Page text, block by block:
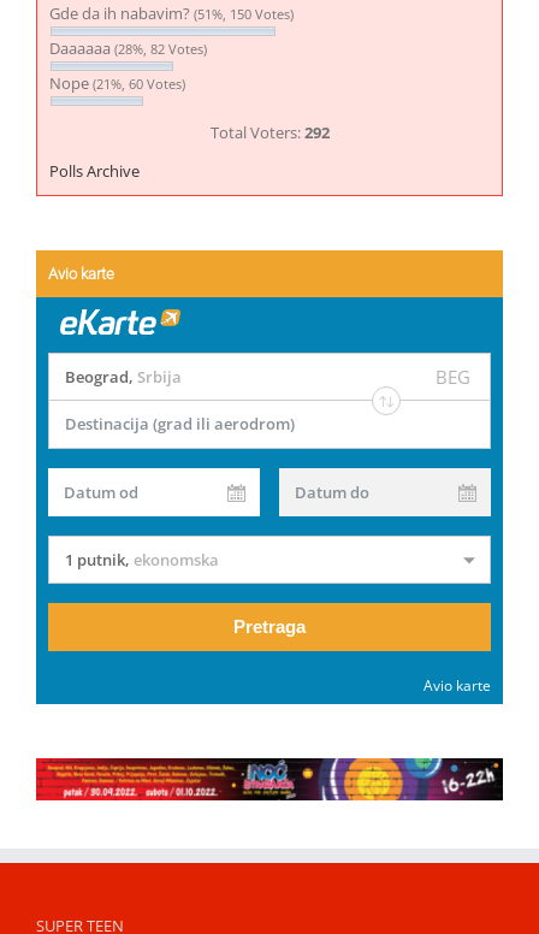
Gde da ih nabavim? (51%, 150 Votes)
Daaaaaa (28%, 82 Votes)
Nope (21%, 60 Votes)
Total Voters:292
Polls Archive
Avio karte
Beograd, Srbija BEG
Destinacija (grad ili aerodrom)
Datum od Datum do
1 putnik, ekonomska
Pretraga
Avio karte
SUPER TEEN